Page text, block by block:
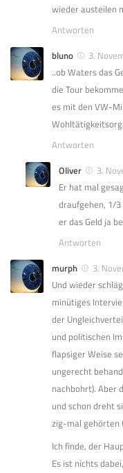
wieder austeilen
Antworten
bluno
3.
..ob Waters das
die Tour
es mit den VW-
Antworten
Oliver
3.
Er hat mal
draufgehen, 1/
er das Geld ja
Antworten
murph
3.
Und wieder
minütiges
der
und politischen
flapsiger Weise
ungerecht
nachbohrt). Aber
und schon dreht
zig-mal gehörten
Ich finde, der
Es ist nichts